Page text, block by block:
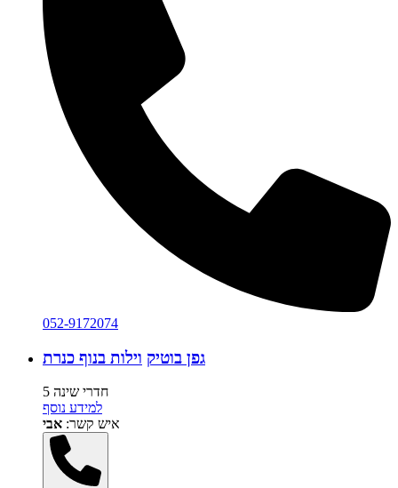
052-9172074
גפן בוטיק וילות בנוף כנרת
5 חדרי שינה
למידע נוסף
איש קשר: אבי